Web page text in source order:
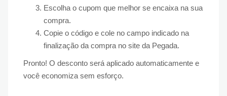
Escolha o cupom que melhor se encaixa na sua
compra.
Copie o código e cole no campo indicado na
finalização da compra no site da Pegada.
Pronto! O desconto será aplicado automaticamente e
você economiza sem esforço.